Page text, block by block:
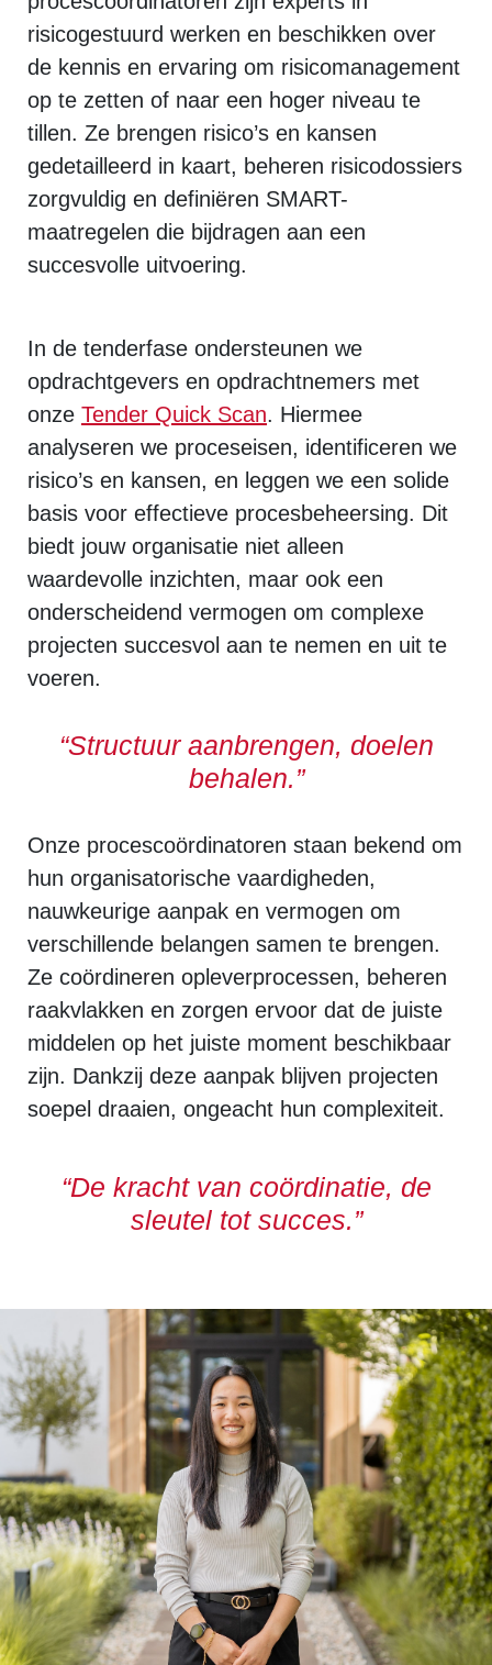
risicogestuurd werken en beschikken over
de kennis en ervaring om risicomanagement
op te zetten of naar een hoger niveau te
tillen. Ze brengen risico’s en kansen
gedetailleerd in kaart, beheren risicodossiers
zorgvuldig en definiëren SMART-
maatregelen die bijdragen aan een
succesvolle uitvoering.
In de tenderfase ondersteunen we
opdrachtgevers en opdrachtnemers met
onze Tender Quick Scan. Hiermee
analyseren we proceseisen, identificeren we
risico’s en kansen, en leggen we een solide
basis voor effectieve procesbeheersing. Dit
biedt jouw organisatie niet alleen
waardevolle inzichten, maar ook een
onderscheidend vermogen om complexe
projecten succesvol aan te nemen en uit te
voeren.
“Structuur aanbrengen, doelen
behalen.”
Onze procescoördinatoren staan bekend om
hun organisatorische vaardigheden,
nauwkeurige aanpak en vermogen om
verschillende belangen samen te brengen.
Ze coördineren opleverprocessen, beheren
raakvlakken en zorgen ervoor dat de juiste
middelen op het juiste moment beschikbaar
zijn. Dankzij deze aanpak blijven projecten
soepel draaien, ongeacht hun complexiteit.
“De kracht van coördinatie, de
sleutel tot succes.”